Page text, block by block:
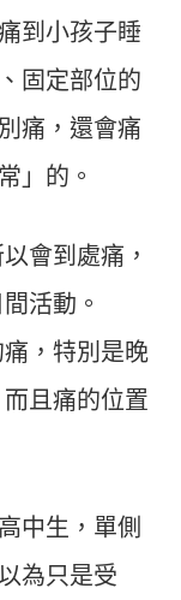
到小孩子睡
固定部位的
痛，還會痛
」的。
會到處痛，
活動。
，特別是晚
而且痛的位置
中生，單側
為只是受